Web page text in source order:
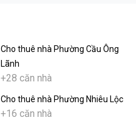
Cho thuê nhà Phường Cầu Ông
Lãnh
+28 căn nhà
Cho thuê nhà Phường Nhiêu Lộc
+16 căn nhà